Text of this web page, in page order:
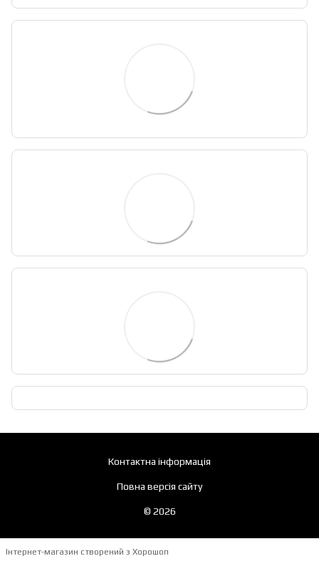
Контактна інформація
Повна версія сайту
© 2026
Інтернет-магазин створений з Хорошоп